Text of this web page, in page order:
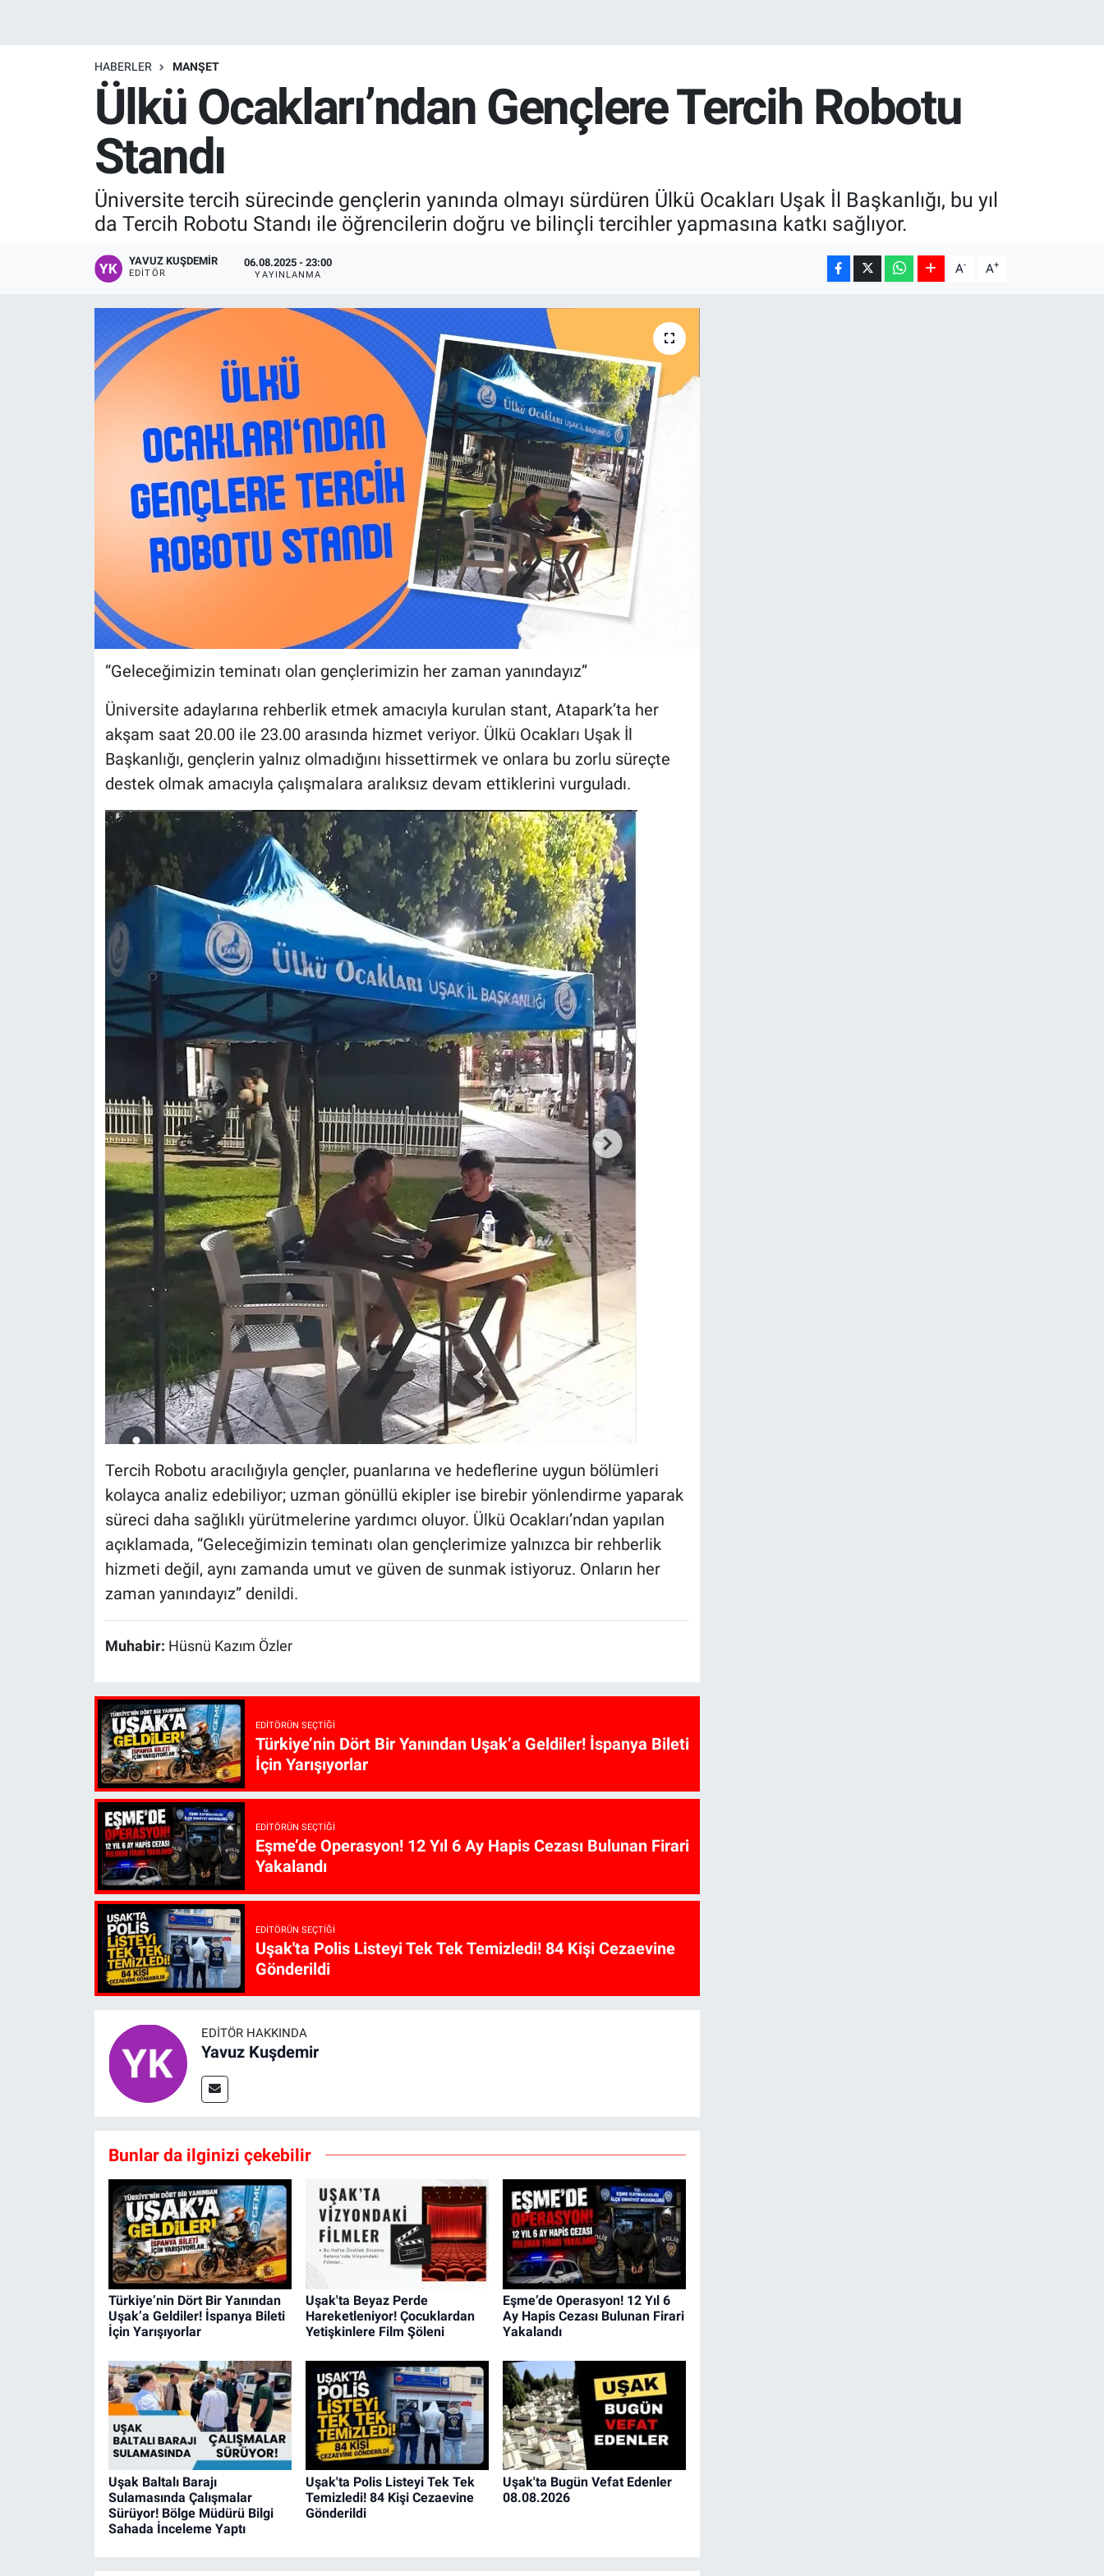
HABERLER MANŞET
Ülkü Ocakları’ndan Gençlere Tercih Robotu
Standı
Üniversite tercih sürecinde gençlerin yanında olmayı sürdüren Ülkü Ocakları Uşak İl Başkanlığı, bu yıl
da Tercih Robotu Standı ile öğrencilerin doğru ve bilinçli tercihler yapmasına katkı sağlıyor.
YAVUZ KUŞDEMIR
EDITÖR
06.08.2025 - 23:00
YAYINLANMA A- A+
“Geleceğimizin teminatı olan gençlerimizin her zaman yanındayız”
Üniversite adaylarına rehberlik etmek amacıyla kurulan stant, Atapark’ta her
akşam saat 20.00 ile 23.00 arasında hizmet veriyor. Ülkü Ocakları Uşak İl
Başkanlığı, gençlerin yalnız olmadığını hissettirmek ve onlara bu zorlu süreçte
destek olmak amacıyla çalışmalara aralıksız devam ettiklerini vurguladı.
Tercih Robotu aracılığıyla gençler, puanlarına ve hedeflerine uygun bölümleri
kolayca analiz edebiliyor; uzman gönüllü ekipler ise birebir yönlendirme yaparak
süreci daha sağlıklı yürütmelerine yardımcı oluyor. Ülkü Ocakları’ndan yapılan
açıklamada, “Geleceğimizin teminatı olan gençlerimize yalnızca bir rehberlik
hizmeti değil, aynı zamanda umut ve güven de sunmak istiyoruz. Onların her
zaman yanındayız” denildi.
Muhabir: Hüsnü Kazım Özler
EDITÖRÜN SEÇTIĞI
Türkiye’nin Dört Bir Yanından Uşak’a Geldiler! İspanya Bileti
İçin Yarışıyorlar
EDITÖRÜN SEÇTIĞI
Eşme’de Operasyon! 12 Yıl 6 Ay Hapis Cezası Bulunan Firari
Yakalandı
EDITÖRÜN SEÇTIĞI
Uşak'ta Polis Listeyi Tek Tek Temizledi! 84 Kişi Cezaevine
Gönderildi
EDITÖR HAKKINDA
Yavuz Kuşdemir
Bunlar da ilginizi çekebilir
Türkiye’nin Dört Bir Yanından
Uşak’a Geldiler! İspanya Bileti
İçin Yarışıyorlar
Uşak'ta Beyaz Perde
Hareketleniyor! Çocuklardan
Yetişkinlere Film Şöleni
Eşme’de Operasyon! 12 Yıl 6
Ay Hapis Cezası Bulunan Firari
Yakalandı
Uşak Baltalı Barajı
Sulamasında Çalışmalar
Sürüyor! Bölge Müdürü Bilgi
Sahada İnceleme Yaptı
Uşak'ta Polis Listeyi Tek Tek
Temizledi! 84 Kişi Cezaevine
Gönderildi
Uşak'ta Bugün Vefat Edenler
08.08.2026
Resmi İlanlar
Son Dakika